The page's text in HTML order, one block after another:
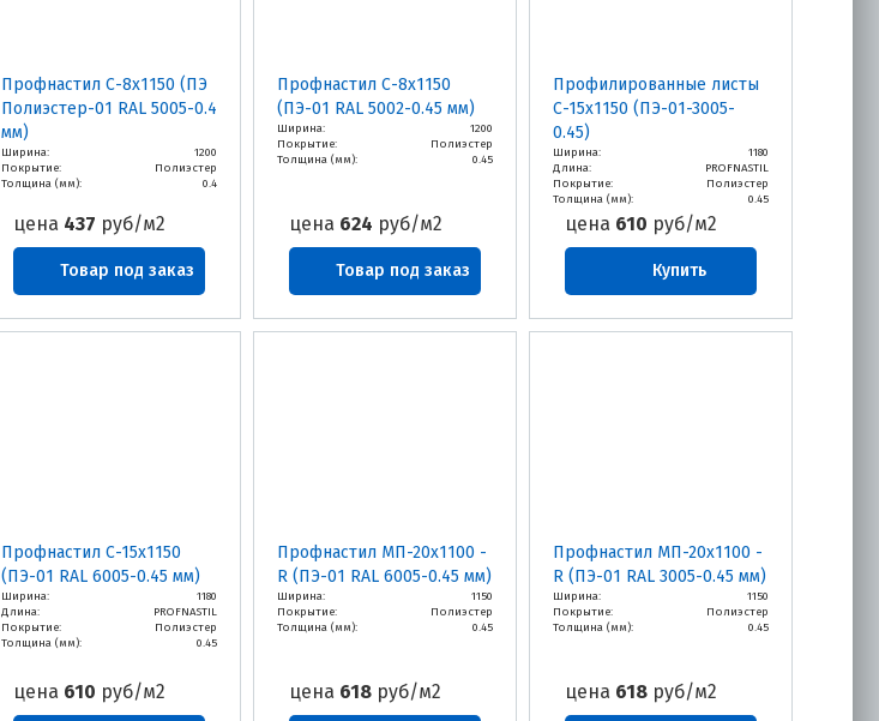
Профнастил С-8х1150 (ПЭ
Полиэстер-01 RAL 5005-0.4
мм)
Ширина:
1200
Покрытие:
Полиэстер
Толщина (мм):
0.4
цена 437 руб/м2
Товар под заказ
Профнастил С-8х1150
(ПЭ-01 RAL 5002-0.45 мм)
Ширина:
1200
Покрытие:
Полиэстер
Толщина (мм):
0.45
цена 624 руб/м2
Товар под заказ
Профилированные листы
С-15х1150 (ПЭ-01-3005-
0.45)
Ширина:
1180
Длина:
PROFNASTIL
Покрытие:
Полиэстер
Толщина (мм):
0.45
цена 610 руб/м2
Купить
Профнастил С-15х1150
(ПЭ-01 RAL 6005-0.45 мм)
Ширина:
1180
Длина:
PROFNASTIL
Покрытие:
Полиэстер
Толщина (мм):
0.45
цена 610 руб/м2
Профнастил МП-20х1100 -
R (ПЭ-01 RAL 6005-0.45 мм)
Ширина:
1150
Покрытие:
Полиэстер
Толщина (мм):
0.45
цена 618 руб/м2
Профнастил МП-20х1100 -
R (ПЭ-01 RAL 3005-0.45 мм)
Ширина:
1150
Покрытие:
Полиэстер
Толщина (мм):
0.45
цена 618 руб/м2